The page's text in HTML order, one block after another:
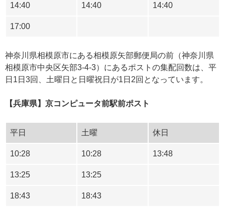
14:40 14:40 14:40
17:00
神奈川県相模原市にある相模原矢部郵便局の前（神奈川県
相模原市中央区矢部3-4-3）にあるポストの集配回数は、平
日1日3回、土曜日と日曜祝日が1日2回となっています。
【兵庫県】京コンピュータ前駅前ポスト
平日 土曜 休日
10:28 10:28 13:48
13:25 13:25
18:43 18:43